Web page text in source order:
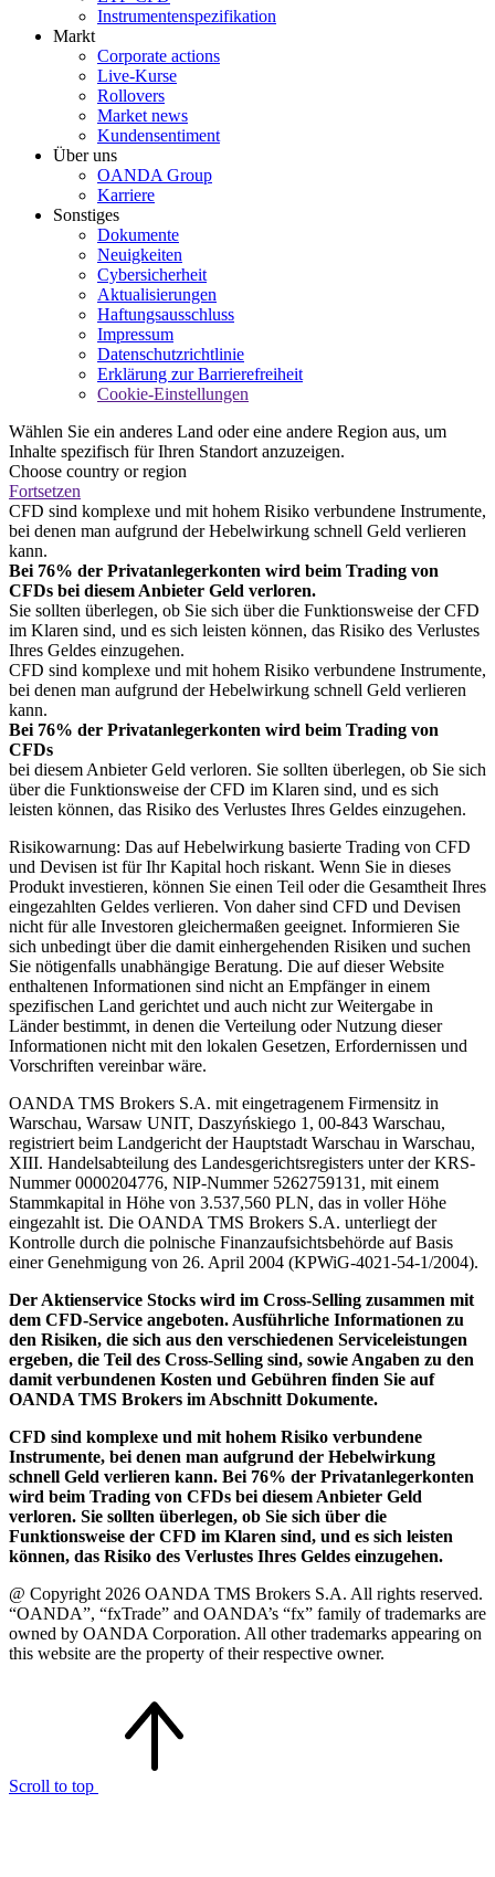
Instrumentenspezifikation
Markt
Corporate actions
Live-Kurse
Rollovers
Market news
Kundensentiment
Über uns
OANDA Group
Karriere
Sonstiges
Dokumente
Neuigkeiten
Cybersicherheit
Aktualisierungen
Haftungsausschluss
Impressum
Datenschutzrichtlinie
Erklärung zur Barrierefreiheit
Cookie-Einstellungen
Wählen Sie ein anderes Land oder eine andere Region aus, um
Inhalte spezifisch für Ihren Standort anzuzeigen.
Choose country or region
Fortsetzen
CFD sind komplexe und mit hohem Risiko verbundene Instrumente,
bei denen man aufgrund der Hebelwirkung schnell Geld verlieren
kann.
Bei 76% der Privatanlegerkonten wird beim Trading von
CFDs bei diesem Anbieter Geld verloren.
Sie sollten überlegen, ob Sie sich über die Funktionsweise der CFD
im Klaren sind, und es sich leisten können, das Risiko des Verlustes
Ihres Geldes einzugehen.
CFD sind komplexe und mit hohem Risiko verbundene Instrumente,
bei denen man aufgrund der Hebelwirkung schnell Geld verlieren
kann.
Bei 76% der Privatanlegerkonten wird beim Trading von
CFDs
bei diesem Anbieter Geld verloren. Sie sollten überlegen, ob Sie sich
über die Funktionsweise der CFD im Klaren sind, und es sich
leisten können, das Risiko des Verlustes Ihres Geldes einzugehen.
Risikowarnung: Das auf Hebelwirkung basierte Trading von CFD
und Devisen ist für Ihr Kapital hoch riskant. Wenn Sie in dieses
Produkt investieren, können Sie einen Teil oder die Gesamtheit Ihres
eingezahlten Geldes verlieren. Von daher sind CFD und Devisen
nicht für alle Investoren gleichermaßen geeignet. Informieren Sie
sich unbedingt über die damit einhergehenden Risiken und suchen
Sie nötigenfalls unabhängige Beratung. Die auf dieser Website
enthaltenen Informationen sind nicht an Empfänger in einem
spezifischen Land gerichtet und auch nicht zur Weitergabe in
Länder bestimmt, in denen die Verteilung oder Nutzung dieser
Informationen nicht mit den lokalen Gesetzen, Erfordernissen und
Vorschriften vereinbar wäre.
OANDA TMS Brokers S.A. mit eingetragenem Firmensitz in
Warschau, Warsaw UNIT, Daszyńskiego 1, 00-843 Warschau,
registriert beim Landgericht der Hauptstadt Warschau in Warschau,
XIII. Handelsabteilung des Landesgerichtsregisters unter der KRS-
Nummer 0000204776, NIP-Nummer 5262759131, mit einem
Stammkapital in Höhe von 3.537,560 PLN, das in voller Höhe
eingezahlt ist. Die OANDA TMS Brokers S.A. unterliegt der
Kontrolle durch die polnische Finanzaufsichtsbehörde auf Basis
einer Genehmigung von 26. April 2004 (KPWiG-4021-54-1/2004).
Der Aktienservice Stocks wird im Cross-Selling zusammen mit
dem CFD-Service angeboten. Ausführliche Informationen zu
den Risiken, die sich aus den verschiedenen Serviceleistungen
ergeben, die Teil des Cross-Selling sind, sowie Angaben zu den
damit verbundenen Kosten und Gebühren finden Sie auf
OANDA TMS Brokers im Abschnitt Dokumente.
CFD sind komplexe und mit hohem Risiko verbundene
Instrumente, bei denen man aufgrund der Hebelwirkung
schnell Geld verlieren kann. Bei 76% der Privatanlegerkonten
wird beim Trading von CFDs bei diesem Anbieter Geld
verloren. Sie sollten überlegen, ob Sie sich über die
Funktionsweise der CFD im Klaren sind, und es sich leisten
können, das Risiko des Verlustes Ihres Geldes einzugehen.
@ Copyright 2026 OANDA TMS Brokers S.A. All rights reserved.
“OANDA”, “fxTrade” and OANDA’s “fx” family of trademarks are
owned by OANDA Corporation. All other trademarks appearing on
this website are the property of their respective owner.
Scroll to top